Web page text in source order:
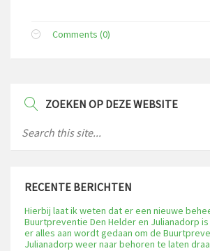
Comments (0)
ZOEKEN OP DEZE WEBSITE
RECENTE BERICHTEN
Hierbij laat ik weten dat er een nieuwe
Buurtpreventie Den Helder en Julianadorp
er alles aan wordt gedaan om de
Julianadorp weer naar behoren te laten